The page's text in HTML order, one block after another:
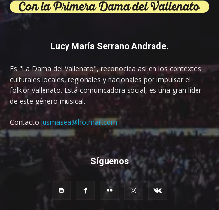
Lucy María Serrano Andrade.
Es "La Dama del Vallenato", reconocida así en los contextos
culturales locales, regionales y nacionales por impulsar el
folklor vallenato. Está comunicadora social, es una gran líder
de este género musical.
Contacto lusmasea@hotmail.com
Síguenos